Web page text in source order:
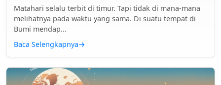
Matahari selalu terbit di timur. Tapi tidak di mana-mana
melihatnya pada waktu yang sama. Di suatu tempat di
Bumi mendap...
Baca Selengkapnya→